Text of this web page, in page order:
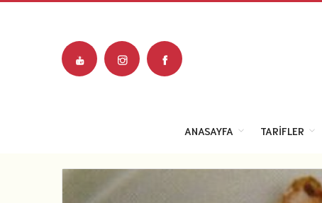
ANASAYFA TARIFLER